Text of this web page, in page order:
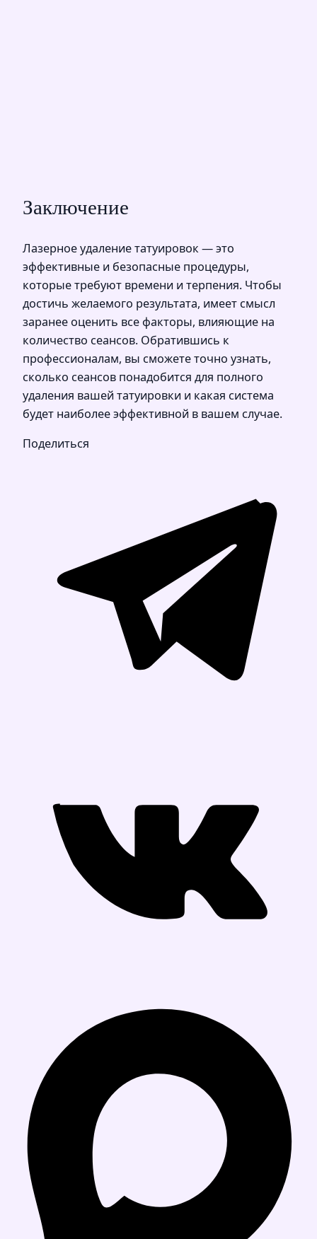
Заключение
Лазерное удаление татуировок — это
эффективные и безопасные процедуры,
которые требуют времени и терпения. Чтобы
достичь желаемого результата, имеет смысл
заранее оценить все факторы, влияющие на
количество сеансов. Обратившись к
профессионалам, вы сможете точно узнать,
сколько сеансов понадобится для полного
удаления вашей татуировки и какая система
будет наиболее эффективной в вашем случае.
Поделиться